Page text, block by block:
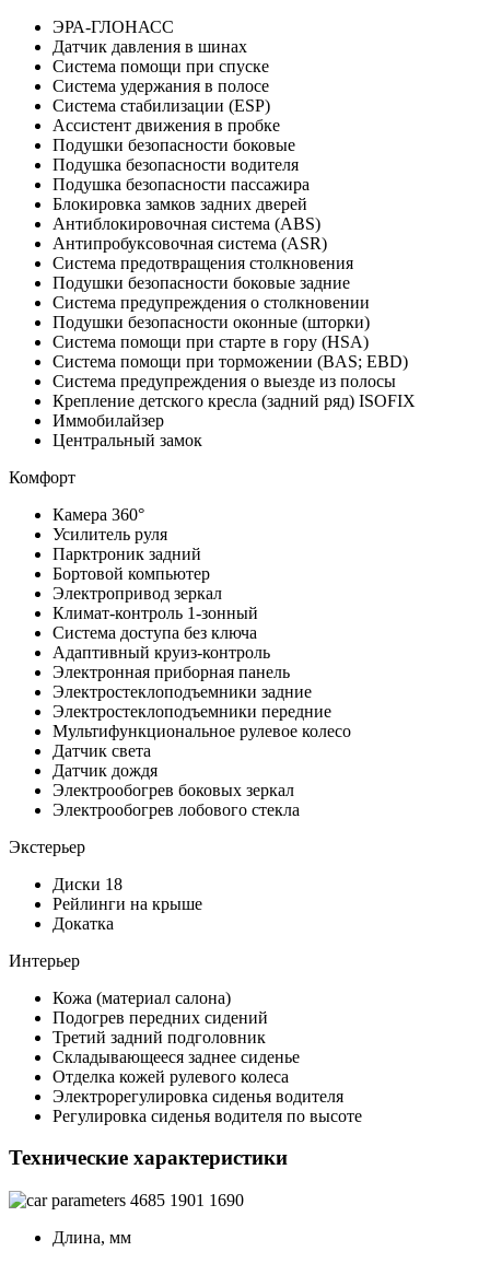
ЭРА-ГЛОНАСС
Датчик давления в шинах
Система помощи при спуске
Система удержания в полосе
Система стабилизации (ESP)
Ассистент движения в пробке
Подушки безопасности боковые
Подушка безопасности водителя
Подушка безопасности пассажира
Блокировка замков задних дверей
Антиблокировочная система (ABS)
Антипробуксовочная система (ASR)
Система предотвращения столкновения
Подушки безопасности боковые задние
Система предупреждения о столкновении
Подушки безопасности оконные (шторки)
Система помощи при старте в гору (HSA)
Система помощи при торможении (BAS; EBD)
Система предупреждения о выезде из полосы
Крепление детского кресла (задний ряд) ISOFIX
Иммобилайзер
Центральный замок
Комфорт
Камера 360°
Усилитель руля
Парктроник задний
Бортовой компьютер
Электропривод зеркал
Климат-контроль 1-зонный
Система доступа без ключа
Адаптивный круиз-контроль
Электронная приборная панель
Электростеклоподъемники задние
Электростеклоподъемники передние
Мультифункциональное рулевое колесо
Датчик света
Датчик дождя
Электрообогрев боковых зеркал
Электрообогрев лобового стекла
Экстерьер
Диски 18
Рейлинги на крыше
Докатка
Интерьер
Кожа (материал салона)
Подогрев передних сидений
Третий задний подголовник
Складывающееся заднее сиденье
Отделка кожей рулевого колеса
Электрорегулировка сиденья водителя
Регулировка сиденья водителя по высоте
Технические характеристики
4685 1901 1690
Длина, мм